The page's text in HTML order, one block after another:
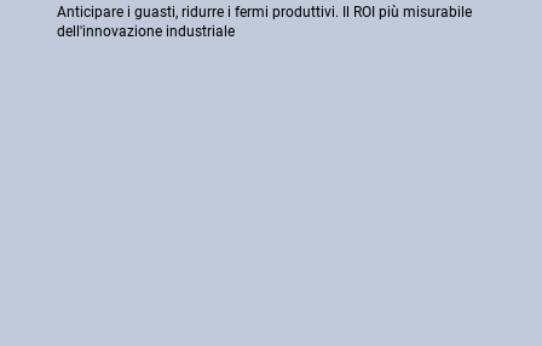
Anticipare i guasti, ridurre i fermi produttivi. Il ROI più misurabile
dell'innovazione industriale